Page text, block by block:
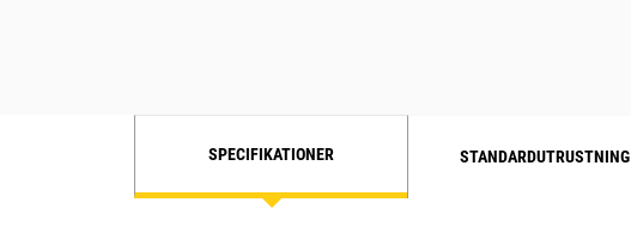
SPECIFIKATIONER STANDARDUTRUSTNING